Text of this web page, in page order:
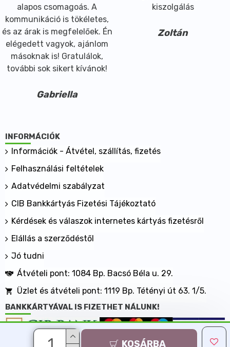
KOSÁRBA
A lisztkeverék segítségével 45%-kal csökkentett
szénhidráttartalmú búzalisztmentes, tojásmentes,
olajmentes, élesztőmentes és hozzáadott
mentes, gluténmentes és vegán bagettet, vagy
zsemlét készíthetünk.
útifűmaghéjliszt), térfogatnövelő szer (nátrium-
hidrogén-karbonát), savanyúságot szabályozó anyag
Felhasználási javaslat – Bagett, zsemle készítése
125g Szafi Free csökkentett szénhidrát-tartalmú
2g só
10g frissen facsart citromlé
185g víz
Gyúrjuk össze alaposan a hozzávalókat, majd
formázzunk belőle 2 db bagettet, vagy zsemlét, éles
alapos csomagoás. A
kommunikáció is tökéletes,
és az árak is megfelelőek. Én
elégedett vagyok, ajánlom
másoknak is! Gratulálok,
további sok sikert kívánok!
Gabriella
kiszolgálás
Zoltán
INFORMÁCIÓK
Információk - Átvétel, szállítás, fizetés
Felhasználási feltételek
Adatvédelmi szabályzat
CIB Bankkártyás Fizetési Tájékoztató
Kérdések és válaszok internetes kártyás fizetésről
Elállás a szerződéstől
Jó tudni
Átvételi pont: 1084 Bp. Bacsó Béla u. 29.
Üzlet és átvételi pont: 1119 Bp. Tétényi út 63. 1/5.
BANKKÁRTYÁVAL IS FIZETHET NÁLUNK!
Minden jog fenntartva, MaxShopping Kft. 2013-2026